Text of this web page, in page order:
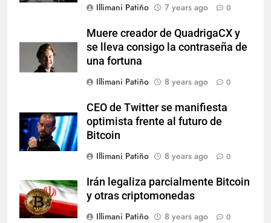
Illimani Patiño
7 years ago 0
Muere creador de QuadrigaCX y
se lleva consigo la contraseña de
una fortuna
Illimani Patiño
8 years ago 0
CEO de Twitter se manifiesta
optimista frente al futuro de
Bitcoin
Illimani Patiño
8 years ago 0
Irán legaliza parcialmente Bitcoin
y otras criptomonedas
Illimani Patiño
8 years ago 0